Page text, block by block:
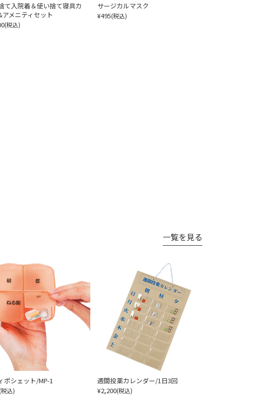
て入院着＆使い捨て寝具カ
アメニティセット
(税込)
サージカルマスク
¥495(税込)
ポシェット/MP-1
(税込)
週間投薬カレンダー/1日3回
¥2,200(税込)
一覧を見る